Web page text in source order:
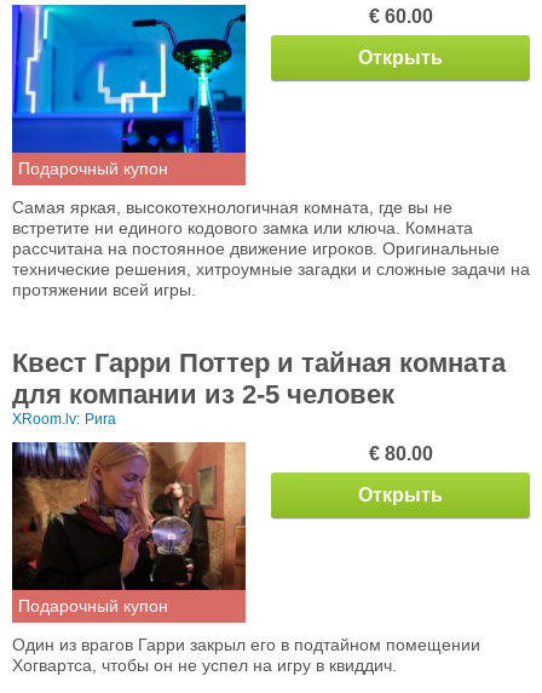
Подарочный купон
€ 60.00
Открыть
Самая яркая, высокотехнологичная комната, где вы не
встретите ни единого кодового замка или ключа. Комната
рассчитана на постоянное движение игроков. Oригинальные
технические решения, хитроумные загадки и сложные задачи на
протяжении всей игры.
Квест Гарри Поттер и тайная комната
для компании из 2-5 человек
XRoom.lv: Рига
Подарочный купон
€ 80.00
Открыть
Один из врагов Гарри закрыл его в подтайном помещении
Хогвартса, чтобы он не успел на игру в квиддич.